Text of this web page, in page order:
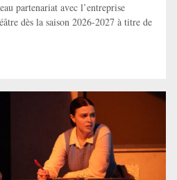
partenariat avec l’entreprise
dès la saison 2026-2027 à titre de